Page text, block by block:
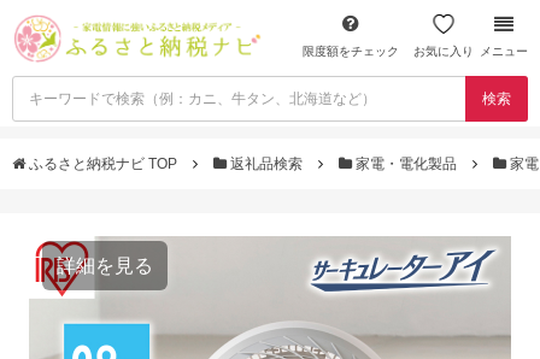
限度額をチェック お気に入り メニュー
検索
ふるさと納税ナビ TOP 返礼品検索 家電・電化製品 家電
詳細を見る